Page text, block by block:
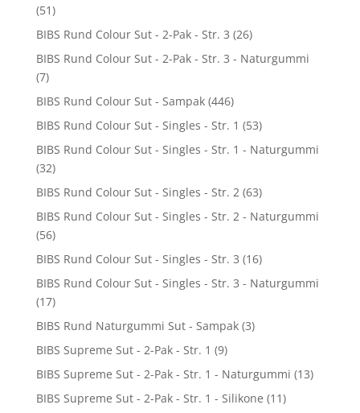
(51)
BIBS Rund Colour Sut - 2-Pak - Str. 3 (26)
BIBS Rund Colour Sut - 2-Pak - Str. 3 - Naturgummi
(7)
BIBS Rund Colour Sut - Sampak (446)
BIBS Rund Colour Sut - Singles - Str. 1 (53)
BIBS Rund Colour Sut - Singles - Str. 1 - Naturgummi
(32)
BIBS Rund Colour Sut - Singles - Str. 2 (63)
BIBS Rund Colour Sut - Singles - Str. 2 - Naturgummi
(56)
BIBS Rund Colour Sut - Singles - Str. 3 (16)
BIBS Rund Colour Sut - Singles - Str. 3 - Naturgummi
(17)
BIBS Rund Naturgummi Sut - Sampak (3)
BIBS Supreme Sut - 2-Pak - Str. 1 (9)
BIBS Supreme Sut - 2-Pak - Str. 1 - Naturgummi (13)
BIBS Supreme Sut - 2-Pak - Str. 1 - Silikone (11)